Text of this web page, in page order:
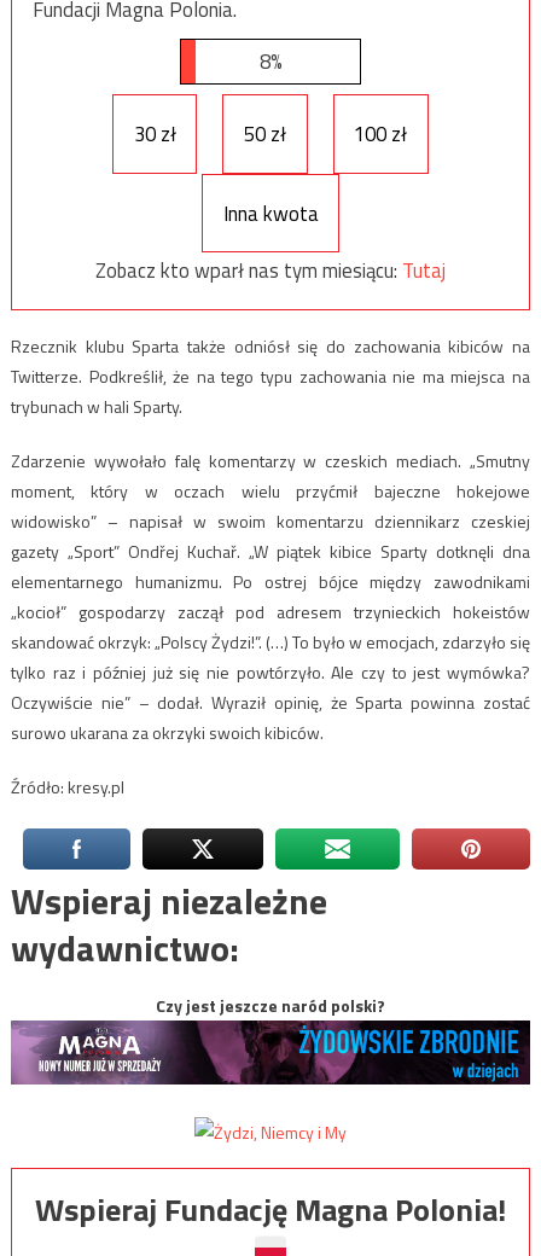
Fundacji Magna Polonia.
8%
30 zł 50 zł 100 zł
Inna kwota
Zobacz kto wparł nas tym miesiącu: Tutaj
Rzecznik klubu Sparta także odniósł się do zachowania kibiców na
Twitterze. Podkreślił, że na tego typu zachowania nie ma miejsca na
trybunach w hali Sparty.
Zdarzenie wywołało falę komentarzy w czeskich mediach. „Smutny
moment, który w oczach wielu przyćmił bajeczne hokejowe
widowisko” – napisał w swoim komentarzu dziennikarz czeskiej
gazety „Sport” Ondřej Kuchař. „W piątek kibice Sparty dotknęli dna
elementarnego humanizmu. Po ostrej bójce między zawodnikami
„kocioł” gospodarzy zaczął pod adresem trzynieckich hokeistów
skandować okrzyk: „Polscy Żydzi!”. (…) To było w emocjach, zdarzyło się
tylko raz i później już się nie powtórzyło. Ale czy to jest wymówka?
Oczywiście nie” – dodał. Wyraził opinię, że Sparta powinna zostać
surowo ukarana za okrzyki swoich kibiców.
Źródło: kresy.pl
Wspieraj niezależne
wydawnictwo:
Czy jest jeszcze naród polski?
Wspieraj Fundację Magna Polonia!